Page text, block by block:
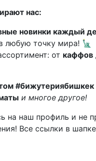
нас:
новинки каждый
любую точку мира! 🗽
от каффов
#бижутериябишкек
и многое другое!
на наш профиль и не
Все ссылки в